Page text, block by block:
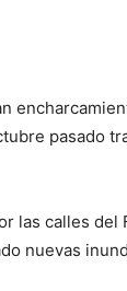
pasado
las calles del
nuevas